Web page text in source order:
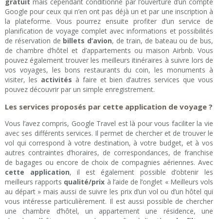
Google pour ceux qui n’en ont pas déjà un et par une inscription à
la plateforme. Vous pourrez ensuite profiter d’un service de
planification de voyage complet avec informations et possibilités
de réservation de billets d’avion, de train, de bateau ou de bus,
de chambre d’hôtel et d’appartements ou maison Airbnb. Vous
pouvez également trouver les meilleurs itinéraires à suivre lors de
vos voyages, les bons restaurants du coin, les monuments à
visiter, les activités à faire et bien d’autres services que vous
pouvez découvrir par un simple enregistrement.
Les services proposés par cette application de voyage ?
Vous l’avez compris, Google Travel est là pour vous faciliter la vie
avec ses différents services. Il permet de chercher et de trouver le
vol qui correspond à votre destination, à votre budget, et à vos
autres contraintes d’horaires, de correspondances, de franchise
de bagages ou encore de choix de compagnies aériennes. Avec
cette application, il est également possible d’obtenir les
meilleurs rapports qualité/prix à l’aide de l’onglet « Meilleurs vols
au départ » mais aussi de suivre les prix d’un vol ou d’un hôtel qui
vous intéresse particulièrement. Il est aussi possible de chercher
une chambre d’hôtel, un appartement une résidence, une